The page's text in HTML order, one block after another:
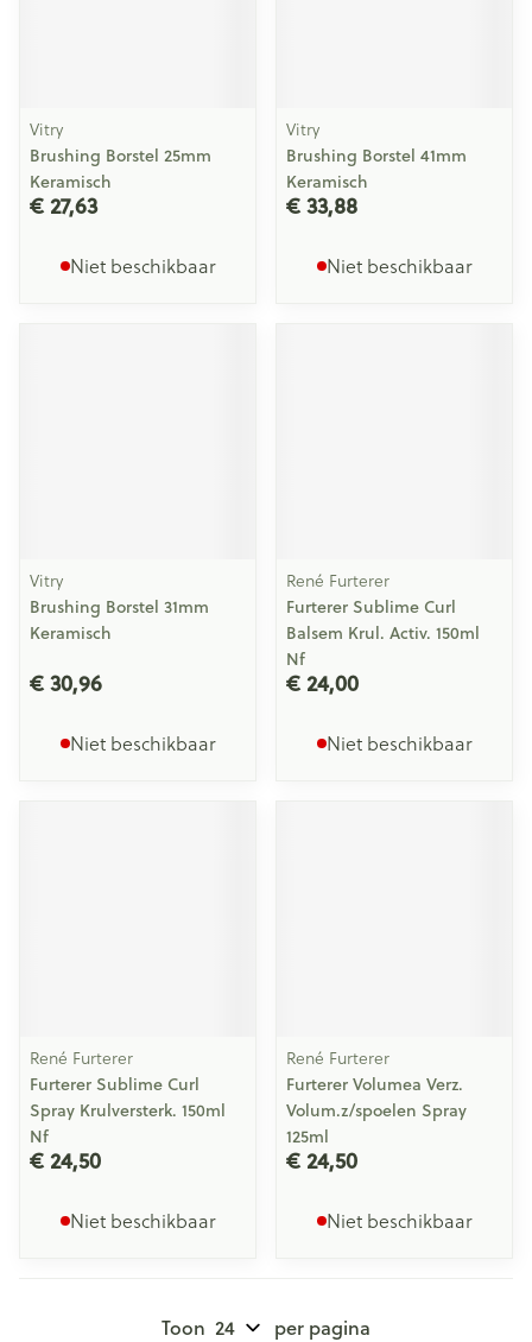
Vitry
Brushing Borstel 25mm
Keramisch
€ 27,63
Niet beschikbaar
Vitry
Brushing Borstel 41mm
Keramisch
€ 33,88
Niet beschikbaar
Vitry
Brushing Borstel 31mm
Keramisch
€ 30,96
Niet beschikbaar
René Furterer
Furterer Sublime Curl
Balsem Krul. Activ. 150ml
Nf
€ 24,00
Niet beschikbaar
René Furterer
Furterer Sublime Curl
Spray Krulversterk. 150ml
Nf
€ 24,50
Niet beschikbaar
René Furterer
Furterer Volumea Verz.
Volum.z/spoelen Spray
125ml
€ 24,50
Niet beschikbaar
Toon per pagina